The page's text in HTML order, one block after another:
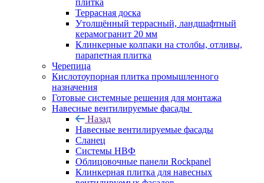
плитка
Террасная доска
Утолщённый террасный, ландшафтный
керамогранит 20 мм
Клинкерные колпаки на столбы, отливы,
парапетная плитка
Черепица
Кислотоупорная плитка промышленного
назначения
Готовые системные решения для монтажа
Навесные вентилируемые фасады
Назад
Навесные вентилируемые фасады
Сланец
Системы НВФ
Облицовочные панели Rockpanel
Клинкерная плитка для навесных